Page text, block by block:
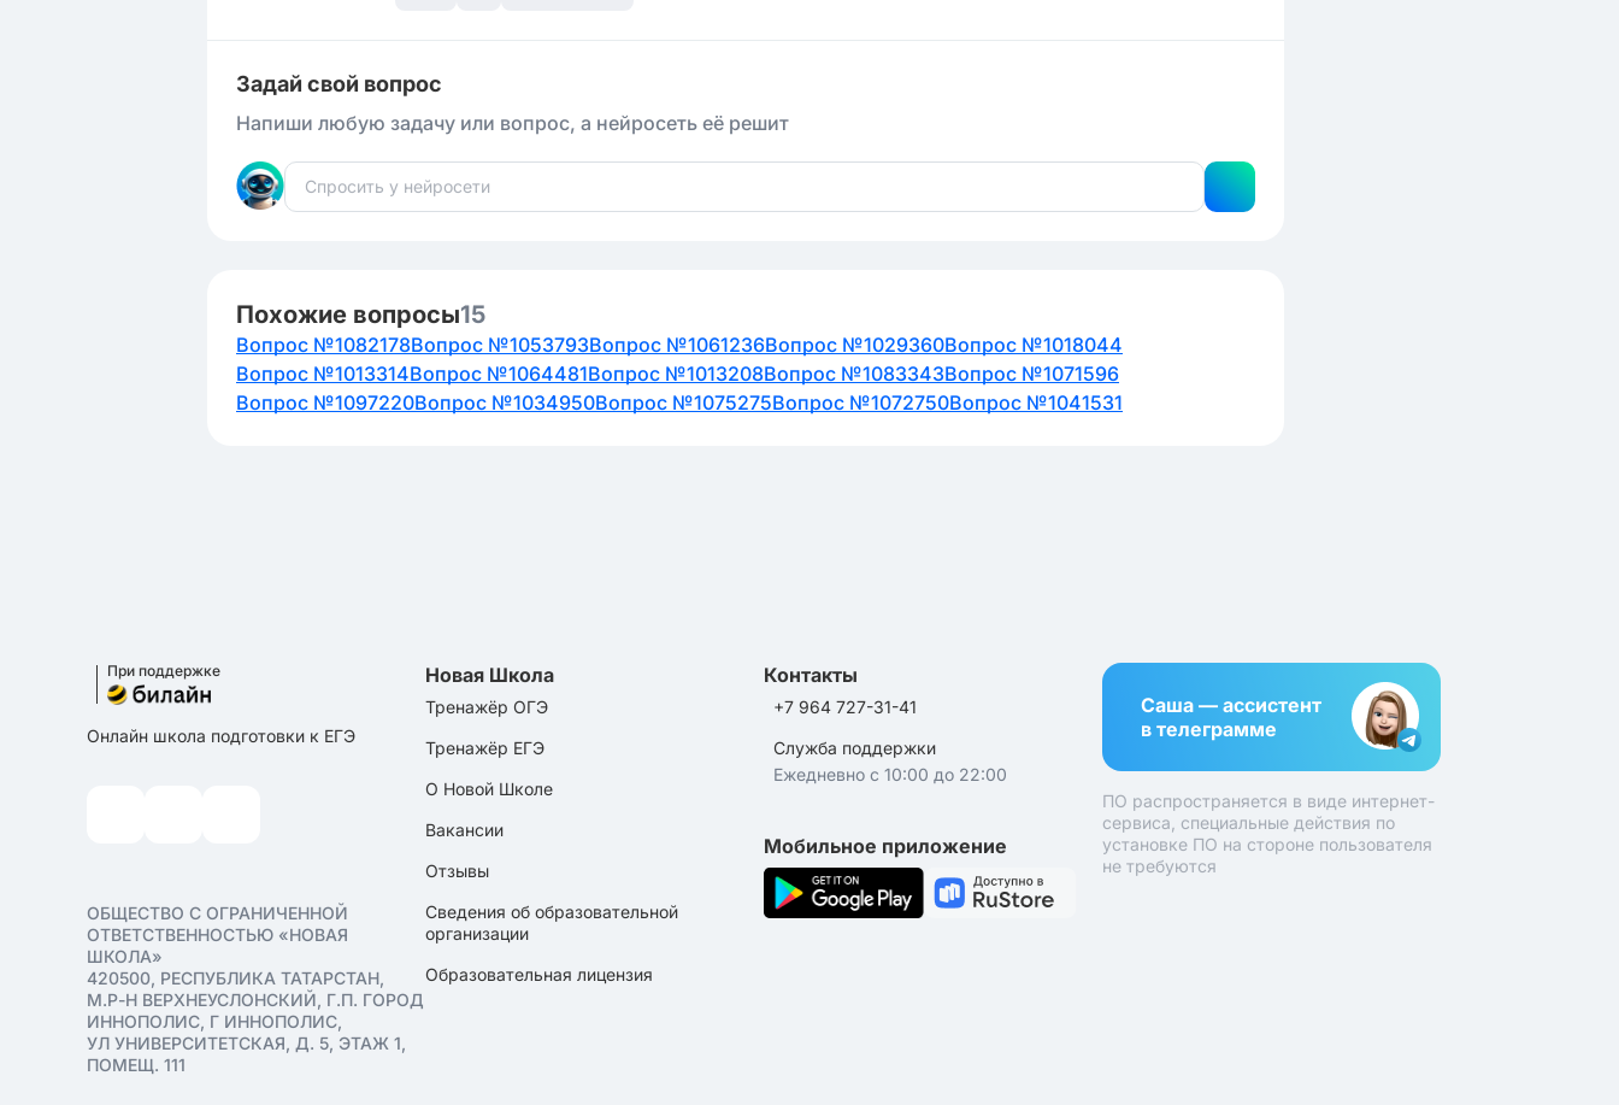
Задай свой вопрос
Напиши любую задачу или вопрос, а нейросеть её решит
Похожие вопросы15
Вопрос №1082178Вопрос №1053793Вопрос №1061236Вопрос №1029360Вопрос №1018044
Вопрос №1013314Вопрос №1064481Вопрос №1013208Вопрос №1083343Вопрос №1071596
Вопрос №1097220Вопрос №1034950Вопрос №1075275Вопрос №1072750Вопрос №1041531
При поддержке
Онлайн школа подготовки к ЕГЭ
ОБЩЕСТВО С ОГРАНИЧЕННОЙ
ОТВЕТСТВЕННОСТЬЮ «НОВАЯ
ШКОЛА»
420500, РЕСПУБЛИКА ТАТАРСТАН,
М.Р-Н ВЕРХНЕУСЛОНСКИЙ, Г.П. ГОРОД
ИННОПОЛИС, Г ИННОПОЛИС,
УЛ УНИВЕРСИТЕТСКАЯ, Д. 5, ЭТАЖ 1,
ПОМЕЩ. 111
Новая Школа
Тренажёр ОГЭ
Тренажёр ЕГЭ
О Новой Школе
Вакансии
Отзывы
Сведения об образовательной
организации
Образовательная лицензия
Контакты
+7 964 727-31-41
Служба поддержки
Ежедневно с 10:00 до 22:00
Мобильное приложение
Саша — ассистент
в телеграмме
ПО распространяется в виде интернет-
сервиса, специальные действия по
установке ПО на стороне пользователя
не требуются